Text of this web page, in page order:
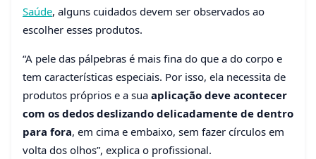
Saúde, alguns cuidados devem ser observados ao
escolher esses produtos.
“A pele das pálpebras é mais fina do que a do corpo e
tem características especiais. Por isso, ela necessita de
produtos próprios e a sua aplicação deve acontecer
com os dedos deslizando delicadamente de dentro
para fora, em cima e embaixo, sem fazer círculos em
volta dos olhos”, explica o profissional.